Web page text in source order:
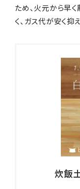
ため、火元から早
く、ガス代が安く抑
炊飯